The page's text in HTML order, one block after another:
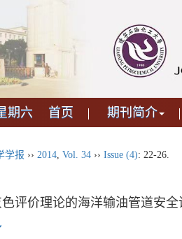
期六 首页 期刊简介
学报 ›› 2014, Vol. 34 ›› Issue (4): 22-26.
评价理论的海洋输油管道安全